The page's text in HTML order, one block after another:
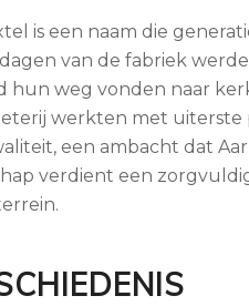
is een naam die
van de fabriek
hun weg vonden naar
werkten met uiterste
een ambacht dat
verdient een